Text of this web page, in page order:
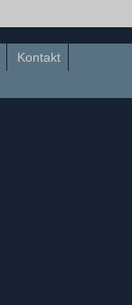
Kontakt